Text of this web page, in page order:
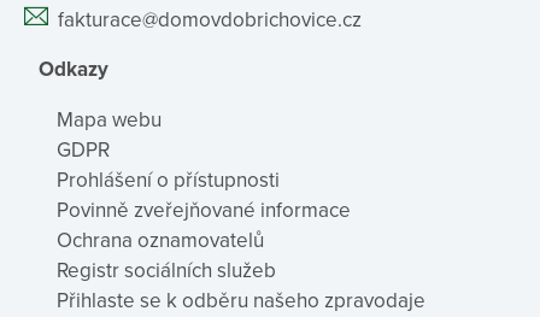
fakturace@domovdobrichovice.cz
Odkazy
Mapa webu
GDPR
Prohlášení o přístupnosti
Povinně zveřejňované informace
Ochrana oznamovatelů
Registr sociálních služeb
Přihlaste se k odběru našeho zpravodaje